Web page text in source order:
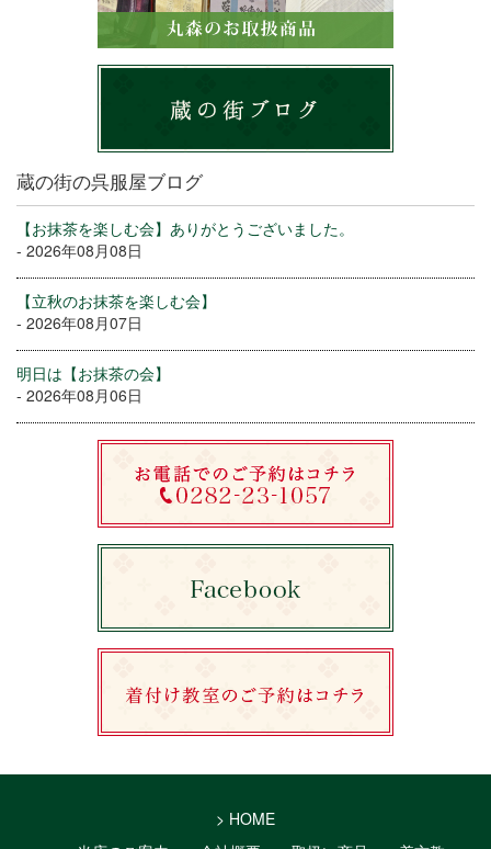
蔵の街の呉服屋ブログ
【お抹茶を楽しむ会】ありがとうございました。
- 2026年08月08日
【立秋のお抹茶を楽しむ会】
- 2026年08月07日
明日は【お抹茶の会】
- 2026年08月06日
> HOME